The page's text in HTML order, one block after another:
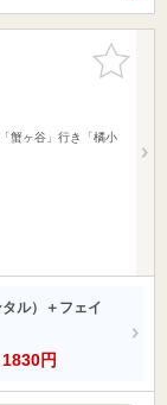
お気に入
りに追加
蟹ヶ谷」行き「橘小
ル）＋フェイ
1830円